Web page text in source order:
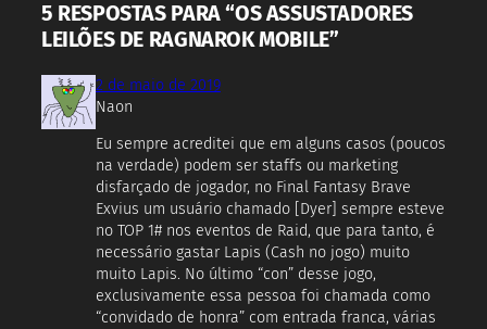
5 RESPOSTAS PARA “OS ASSUSTADORES
LEILÕES DE RAGNAROK MOBILE”
2 de maio de 2019
Naon
Eu sempre acreditei que em alguns casos (poucos
na verdade) podem ser staffs ou marketing
disfarçado de jogador, no Final Fantasy Brave
Exvius um usuário chamado [Dyer] sempre esteve
no TOP 1# nos eventos de Raid, que para tanto, é
necessário gastar Lapis (Cash no jogo) muito
muito Lapis. No último “con” desse jogo,
exclusivamente essa pessoa foi chamada como
“convidado de honra” com entrada franca, várias